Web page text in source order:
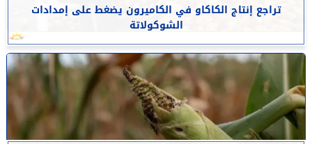
تراجع إنتاج الكاكاو في الكاميرون يضغط على إمدادات
الشوكولاتة